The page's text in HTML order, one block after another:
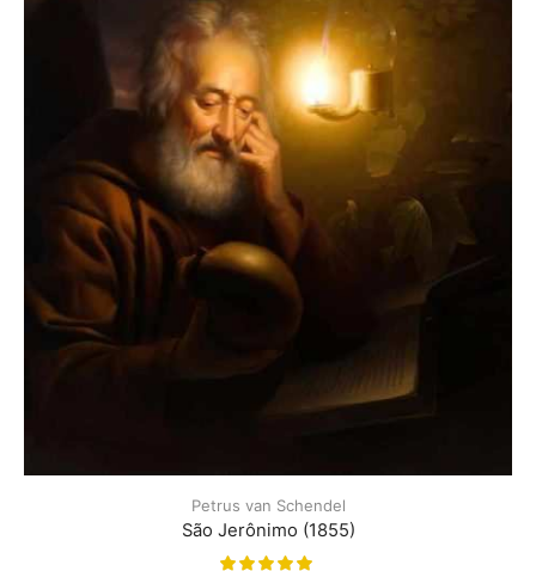
Petrus van Schendel
São Jerônimo (1855)